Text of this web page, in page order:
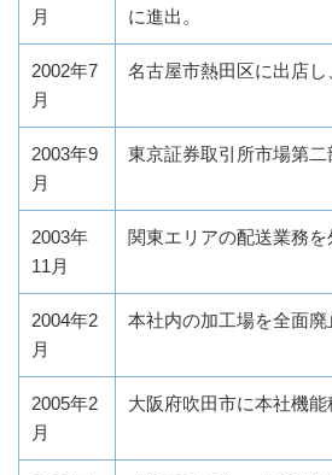
月
に進出。
2002年7
月
名古屋市熱田区に出店し
2003年9
月
東京証券取引所市場第二
2003年
11月
関東エリアの配送業務を
2004年2
月
本社内の加工場を全面廃
2005年2
月
大阪府吹田市に本社機能